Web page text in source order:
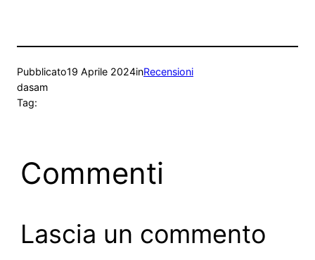
Pubblicato19 Aprile 2024inRecensioni
dasam
Tag:
Commenti
Lascia un commento